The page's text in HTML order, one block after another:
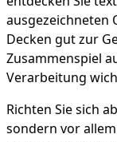
ausgezeichneten
Decken gut zur
Zusammenspiel
Verarbeitung
Richten Sie sich
sondern vor